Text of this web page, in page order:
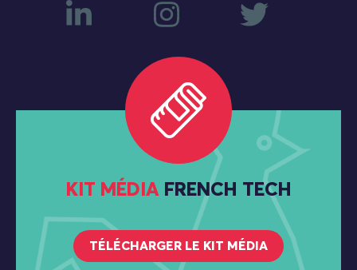
KIT MÉDIA FRENCH TECH
TÉLÉCHARGER LE KIT MÉDIA